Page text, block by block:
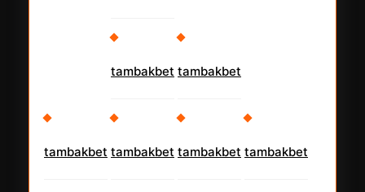
tambakbet
tambakbet
tambakbet
tambakbet
tambakbet tambakbet